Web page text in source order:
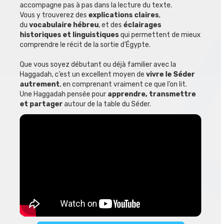
accompagne pas à pas dans la lecture du texte.
Vous y trouverez des explications claires,
du vocabulaire hébreu, et des éclairages
historiques et linguistiquesqui permettent de mieux
comprendre le récit de la sortie d’Égypte.
Que vous soyez débutant ou déjà familier avec la
Haggadah, c’est un excellent moyen de vivre le Séder
autrement, en comprenant vraiment ce que l’on lit.
Une Haggadah pensée pour apprendre, transmettre
et partagerautour de la table du Séder.